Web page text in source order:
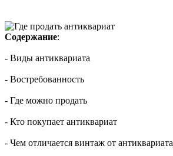
Содержание:
- Виды антиквариата
- Востребованность
- Где можно продать
- Кто покупает антиквариат
- Чем отличается винтаж от антиквариата